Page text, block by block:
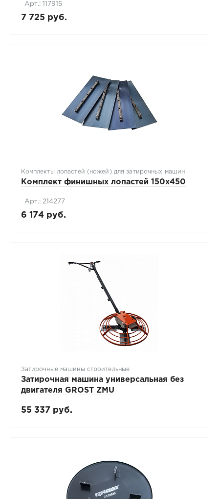
Арт.: 117915
7 725 руб.
Комплекты лопастей (ножей) для затирочных машин
Комплект финишных лопастей 150х450
Арт.: 214277
6 174 руб.
Затирочные машины строительные
Затирочная машина универсальная без
двигателя GROST ZMU
55 337 руб.